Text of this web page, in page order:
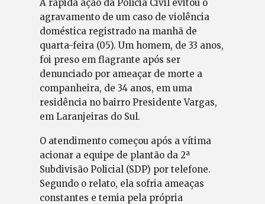
A rápida ação da Polícia Civil evitou o
agravamento de um caso de violência
doméstica registrado na manhã de
quarta-feira (05). Um homem, de 33 anos,
foi preso em flagrante após ser
denunciado por ameaçar de morte a
companheira, de 34 anos, em uma
residência no bairro Presidente Vargas,
em Laranjeiras do Sul.
O atendimento começou após a vítima
acionar a equipe de plantão da 2ª
Subdivisão Policial (SDP) por telefone.
Segundo o relato, ela sofria ameaças
constantes e temia pela própria